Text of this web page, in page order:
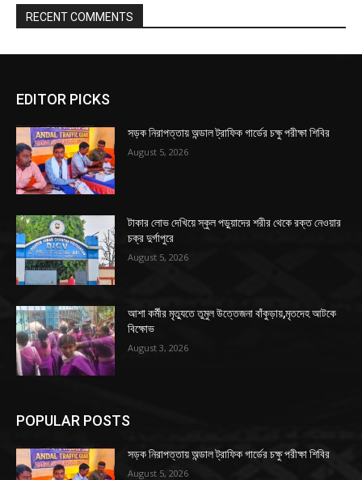
RECENT COMMENTS
EDITOR PICKS
সড়ক নিরাপত্তায় অন্ডাল ট্রাফিক গার্ডের চক্ষু পরীক্ষা শিবির
August 5, 2026
টাকার লোভ দেখিয়ে স্কুল পড়ুয়াদের শরীর থেকে রক্ত নেওয়ার
চক্র দুর্গাপুরে
August 5, 2026
আশা কর্মীর মৃত্যুতে তুমুল উত্তেজনা বাঁকুড়ায়,মৃতদেহ আটকে
বিক্ষোভ
August 3, 2026
POPULAR POSTS
সড়ক নিরাপত্তায় অন্ডাল ট্রাফিক গার্ডের চক্ষু পরীক্ষা শিবির
August 5, 2026